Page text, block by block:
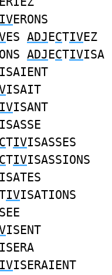
IVERONS
ES ADJECTIVEZ
ADJECTIVISA
ISAIENT
ISAIT
IVISANT
ISASSE
CTIVISASSES
CTIVISASSIONS
ISATES
IVISATIONS
ISENT
ISERA
IVISERAIENT